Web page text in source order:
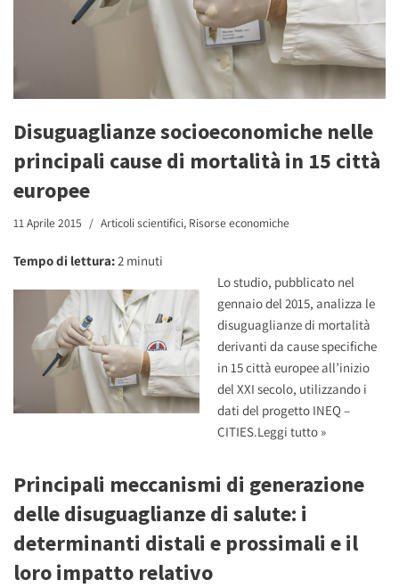
Disuguaglianze socioeconomiche nelle
principali cause di mortalità in 15 città
europee
11 Aprile 2015 Articoli scientifici, Risorse economiche
Tempo di lettura:2 minuti
Lo studio, pubblicato nel
gennaio del 2015, analizza le
disuguaglianze di mortalità
derivanti da cause specifiche
in 15 città europee all’inizio
del XXI secolo, utilizzando i
dati del progetto INEQ –
CITIES.Leggi tutto »
Principali meccanismi di generazione
delle disuguaglianze di salute: i
determinanti distali e prossimali e il
loro impatto relativo